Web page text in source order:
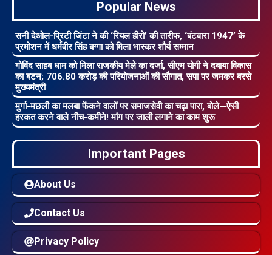
Popular News
सनी देओल-प्रिटी जिंटा ने की ‘रियल हीरो’ की तारीफ, ‘बंटवारा 1947’ के
प्रमोशन में धर्मवीर सिंह बग्गा को मिला भास्कर शौर्य सम्मान
गोविंद साहब धाम को मिला राजकीय मेले का दर्जा, सीएम योगी ने दबाया विकास
का बटन; 706.80 करोड़ की परियोजनाओं की सौगात, सपा पर जमकर बरसे
मुख्यमंत्री
मुर्गा-मछली का मलबा फेंकने वालों पर समाजसेवी का चढ़ा पारा, बोले—ऐसी
हरकत करने वाले नीच-कमीने! मांग पर जाली लगाने का काम शुरू
Important Pages
About Us
Contact Us
Privacy Policy